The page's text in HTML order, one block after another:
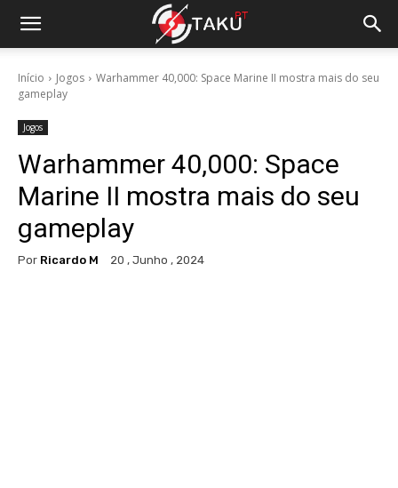
Início Jogos
Warhammer 40,000: Space Marine II mostra mais do seu
gameplay
Jogos
Warhammer 40,000: Space
Marine II mostra mais do seu
gameplay
Por Ricardo M 20 , Junho , 2024